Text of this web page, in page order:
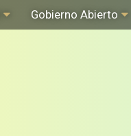
Gobierno Abierto